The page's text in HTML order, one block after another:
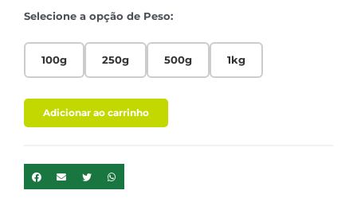
Selecione a opção de Peso:
100g 250g 500g 1kg
Adicionar ao carrinho